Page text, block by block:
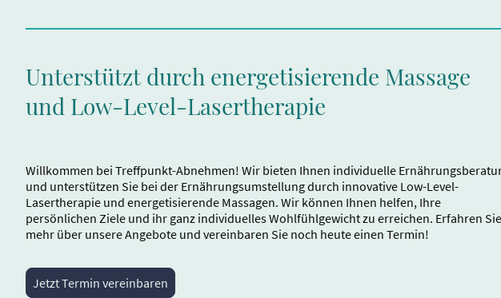
Unterstützt durch energetisierende Massage
und Low-Level-Lasertherapie
Willkommen bei Treffpunkt-Abnehmen! Wir bieten Ihnen individuelle
und unterstützen Sie bei der Ernährungsumstellung durch innovative Low-Level-
Lasertherapie und energetisierende Massagen. Wir können Ihnen helfen, Ihre
persönlichen Ziele und ihr ganz individuelles Wohlfühlgewicht zu erreichen. Erfahren Sie
mehr über unsere Angebote und vereinbaren Sie noch heute einen Termin!
Jetzt Termin vereinbaren